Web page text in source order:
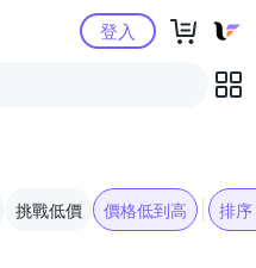
購物中心登入
挑戰低價 價格低到高 排序